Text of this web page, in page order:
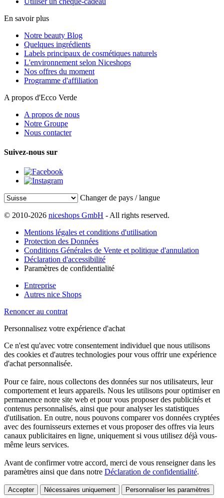
En savoir plus
Notre beauty Blog
Quelques ingrédients
Labels principaux de cosmétiques naturels
L'environnement selon Niceshops
Nos offres du moment
Programme d'affiliation
A propos d'Ecco Verde
A propos de nous
Notre Groupe
Nous contacter
Suivez-nous sur
Changer de pays / langue
© 2010-2026 niceshops GmbH - All rights reserved.
Mentions légales et conditions d'utilisation
Protection des Données
Conditions Générales de Vente et politique d'annulation
Déclaration d'accessibilité
Paramètres de confidentialité
Entreprise
Autres nice Shops
Renoncer au contrat
Personnalisez votre expérience d'achat
Ce n'est qu'avec votre consentement individuel que nous utilisons
des cookies et d'autres technologies pour vous offrir une expérience
d'achat personnalisée.
Pour ce faire, nous collectons des données sur nos utilisateurs, leur
comportement et leurs appareils. Nous les utilisons pour optimiser en
permanence notre site web et pour vous proposer des publicités et
contenus personnalisés, ainsi que pour analyser les statistiques
d'utilisation. En outre, nous pouvons comparer vos données cryptées
avec des fournisseurs externes et vous proposer des offres via leurs
canaux publicitaires en ligne, uniquement si vous utilisez déjà vous-
même leurs services.
Avant de confirmer votre accord, merci de vous renseigner dans les
paramètres ainsi que dans notre Déclaration de confidentialité.
Accepter Nécessaires uniquement Personnaliser les paramètres